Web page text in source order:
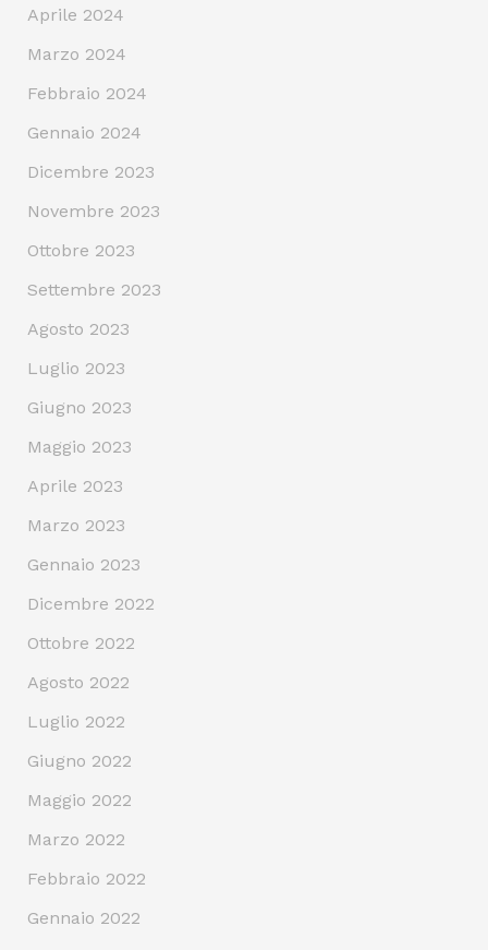
Aprile 2024
Marzo 2024
Febbraio 2024
Gennaio 2024
Dicembre 2023
Novembre 2023
Ottobre 2023
Settembre 2023
Agosto 2023
Luglio 2023
Giugno 2023
Maggio 2023
Aprile 2023
Marzo 2023
Gennaio 2023
Dicembre 2022
Ottobre 2022
Agosto 2022
Luglio 2022
Giugno 2022
Maggio 2022
Marzo 2022
Febbraio 2022
Gennaio 2022